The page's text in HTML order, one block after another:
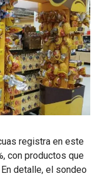
registra en este
con productos que
detalle, el sondeo